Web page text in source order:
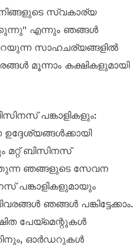
നിങ്ങളുടെ സ്വകാര്യ
എന്നും ഞങ്ങൾ
സാഹചര്യങ്ങളിൽ
മൂന്നാം കക്ഷികളുമായി
പങ്കാളികളും:
മറ്റ് ബിസിനസ്
ഞങ്ങളുടെ സേവന
പങ്കാളികളുമായും
ഞങ്ങൾ പങ്കിട്ടേക്കാം.
പേയ്‌മെന്റുകൾ
ഓർഡറുകൾ